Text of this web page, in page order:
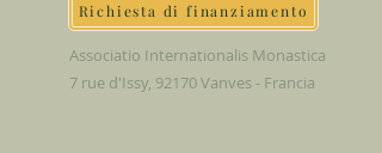
Richiesta di finanziamento
Associatio Internationalis Monastica
7 rue d'Issy, 92170 Vanves - Francia